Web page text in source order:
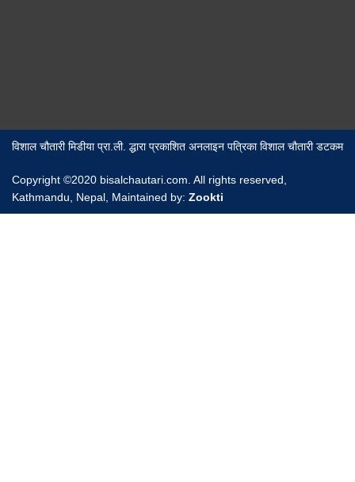
विशाल चौतारी मिडीया प्रा.ली. द्धारा प्रकाशित अनलाइन पत्रिका विशाल चौतारी डटकम
Copyright ©2020 bisalchautari.com. All rights reserved,
Kathmandu, Nepal, Maintained by: Zookti